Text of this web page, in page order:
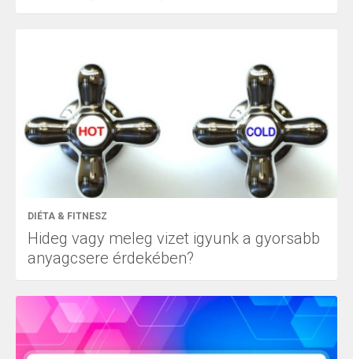
DIÉTA & FITNESZ
Hideg vagy meleg vizet igyunk a gyorsabb
anyagcsere érdekében?